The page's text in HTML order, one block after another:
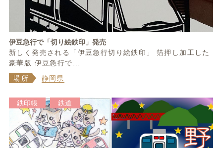
伊豆急行で「切り絵鉄印」発売
新しく発売される「伊豆急行切り絵鉄印」 箔押し加工した
豪華版 伊豆急行で...
場所
静岡県
鉄印帳 鉄道